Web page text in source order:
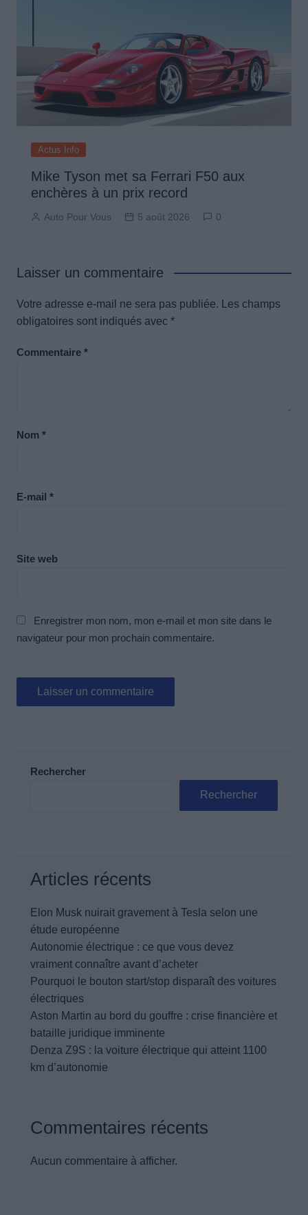
Actus Info
Mike Tyson met sa Ferrari F50 aux
enchères à un prix record
Auto Pour Vous 5 août 2026 0
Laisser un commentaire
Votre adresse e-mail ne sera pas publiée.
Les champs
obligatoires sont indiqués avec *
Commentaire *
Nom *
E-mail *
Site web
Enregistrer mon nom, mon e-mail et mon site dans le
navigateur pour mon prochain commentaire.
Rechercher
Rechercher
Articles récents
Elon Musk nuirait gravement à Tesla selon une
étude européenne
Autonomie électrique : ce que vous devez
vraiment connaître avant d’acheter
Pourquoi le bouton start/stop disparaît des voitures
électriques
Aston Martin au bord du gouffre : crise financière et
bataille juridique imminente
Denza Z9S : la voiture électrique qui atteint 1100
km d’autonomie
Commentaires récents
Aucun commentaire à afficher.